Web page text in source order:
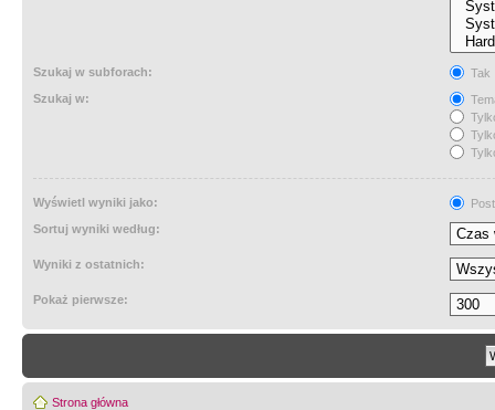
Szukaj w subforach:
Tak
Szukaj w:
Wyświetl wyniki jako:
Sortuj wyniki według:
Wyniki z ostatnich:
Pokaż pierwsze:
Strona główna